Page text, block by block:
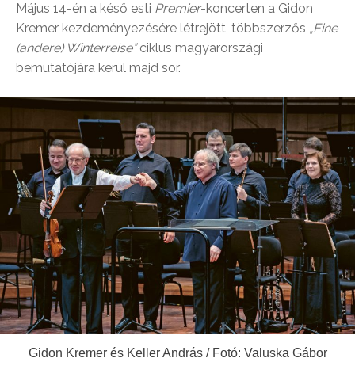
Május 14-én a késő esti Premier-koncerten a Gidon
Kremer kezdeményezésére létrejött, többszerzős „Eine
(andere) Winterreise”ciklus magyarországi
bemutatójára kerül majd sor.
Gidon Kremer és Keller András / Fotó: Valuska Gábor